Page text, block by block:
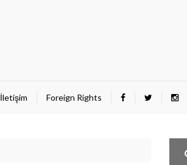
İletişim Foreign Rights